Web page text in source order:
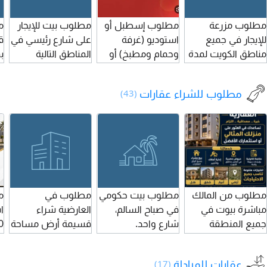
مطلوب مزرعة
للإيجار في جميع
مناطق الكويت لمدة
طويلة.
مطلوب إسطبل أو
استوديو (غرفة
وحمام ومطبخ) أو
غرفة وصالة لشخص
حكومي خليجي
الجنسية، كبير في
الرقعي، المطلاع،
جابر، سعد العبدالله،
أو الفروانية. أو
السكن يجب أن
يكون هادئًا. التواصل
عبر واتساب للجادين.
مطلوب بيت للإيجار
على شارع رئيسي في
المناطق التالية
الخالدية، قرطبة،
الضاحية، النزهة،
رقم التواصل
مطلوب للشراء عقارات (43)
مطلوب من المالك
مباشرة بيوت في
جميع المنطقة
الرابعة (العارضية -
الأندلس - الرابية) في
مطلوب بيت حكومي
في صباح السالم،
شارع واحد.
مطلوب في
العارضية شراء
قسيمة أرض مساحة
2000 متر مربع،
عقارات للمبادلة (17)